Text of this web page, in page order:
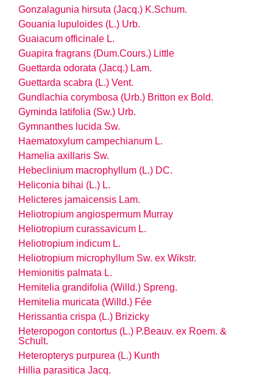
Gonzalagunia hirsuta (Jacq.) K.Schum.
Gouania lupuloides (L.) Urb.
Guaiacum officinale L.
Guapira fragrans (Dum.Cours.) Little
Guettarda odorata (Jacq.) Lam.
Guettarda scabra (L.) Vent.
Gundlachia corymbosa (Urb.) Britton ex Bold.
Gyminda latifolia (Sw.) Urb.
Gymnanthes lucida Sw.
Haematoxylum campechianum L.
Hamelia axillaris Sw.
Hebeclinium macrophyllum (L.) DC.
Heliconia bihai (L.) L.
Helicteres jamaicensis Lam.
Heliotropium angiospermum Murray
Heliotropium curassavicum L.
Heliotropium indicum L.
Heliotropium microphyllum Sw. ex Wikstr.
Hemionitis palmata L.
Hemitelia grandifolia (Willd.) Spreng.
Hemitelia muricata (Willd.) Fée
Herissantia crispa (L.) Brizicky
Heteropogon contortus (L.) P.Beauv. ex Roem. &
Schult.
Heteropterys purpurea (L.) Kunth
Hillia parasitica Jacq.